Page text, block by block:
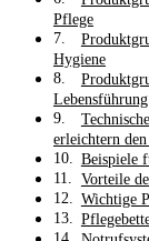
Pflege
Hygiene
Lebensführung
erleichtern
Beispiele
Vorteile
Wichtige